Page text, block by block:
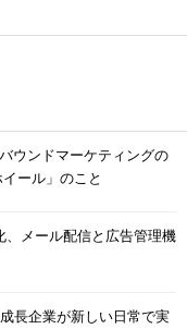
ウンドマーケティングの
ール」のこと
、メール配信と広告管理機
長企業が新しい日常で実